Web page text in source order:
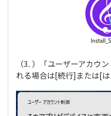
（3. ）「ユーザーアカウ
れる場合は[続行]または[は